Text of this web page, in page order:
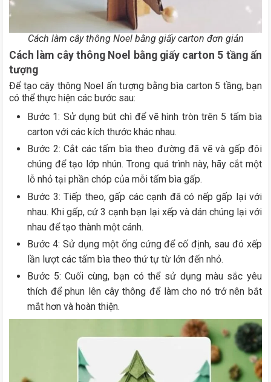
Cách làm cây thông Noel bằng giấy carton đơn giản
Cách làm cây thông Noel bằng giấy carton 5 tầng ấn
tượng
Để tạo cây thông Noel ấn tượng bằng bìa carton 5 tầng, bạn
có thể thực hiện các bước sau:
Bước 1: Sử dụng bút chì để vẽ hình tròn trên 5 tấm bìa
carton với các kích thước khác nhau.
Bước 2: Cắt các tấm bìa theo đường đã vẽ và gấp đôi
chúng để tạo lớp nhún. Trong quá trình này, hãy cắt một
lỗ nhỏ tại phần chóp của mỗi tấm bìa gấp.
Bước 3: Tiếp theo, gấp các cạnh đã có nếp gấp lại với
nhau. Khi gấp, cứ 3 cạnh bạn lại xếp và dán chúng lại với
nhau để tạo thành một cánh.
Bước 4: Sử dụng một ống cứng để cố định, sau đó xếp
lần lượt các tấm bìa theo thứ tự từ lớn đến nhỏ.
Bước 5: Cuối cùng, bạn có thể sử dụng màu sắc yêu
thích để phun lên cây thông để làm cho nó trở nên bắt
mắt hơn và hoàn thiện.